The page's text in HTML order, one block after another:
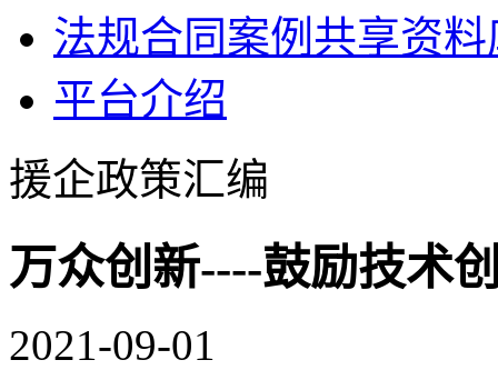
法规合同案例共享资料
平台介绍
援企政策汇编
万众创新----鼓励技术
2021-09-01